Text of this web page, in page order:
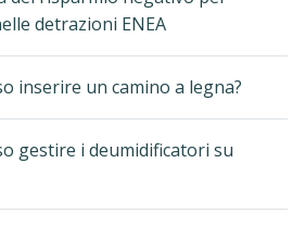
detrazioni ENEA
inserire un camino a legna?
gestire i deumidificatori su